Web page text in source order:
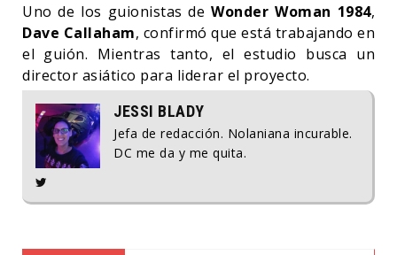
Uno de los guionistas deWonder Woman 1984,
Dave Callaham, confirmó que está trabajando en
el guión. Mientras tanto, el estudio busca un
director asiático para liderar el proyecto.
JESSI BLADY
Jefa de redacción. Nolaniana incurable.
DC me da y me quita.